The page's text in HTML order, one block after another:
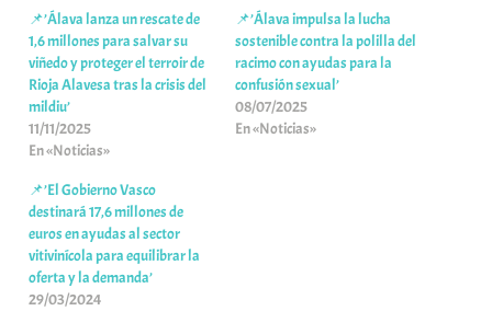
📌’Álava lanza un rescate de
1,6 millones para salvar su
viñedo y proteger el terroir de
Rioja Alavesa tras la crisis del
mildiu’
11/11/2025
En «Noticias»
📌’Álava impulsa la lucha
sostenible contra la polilla del
racimo con ayudas para la
confusión sexual’
08/07/2025
En «Noticias»
📌’El Gobierno Vasco
destinará 17,6 millones de
euros en ayudas al sector
vitivinícola para equilibrar la
oferta y la demanda’
29/03/2024